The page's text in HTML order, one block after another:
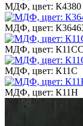
МДФ, цвет: К4380
МДФ, цвет:
МДФ, цвет: К11СС
МДФ, цвет: К11С
МДФ, цвет: К11Н